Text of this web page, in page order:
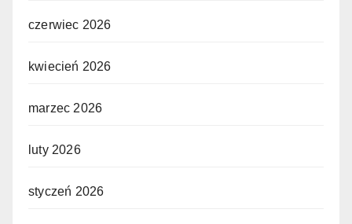
czerwiec 2026
kwiecień 2026
marzec 2026
luty 2026
styczeń 2026